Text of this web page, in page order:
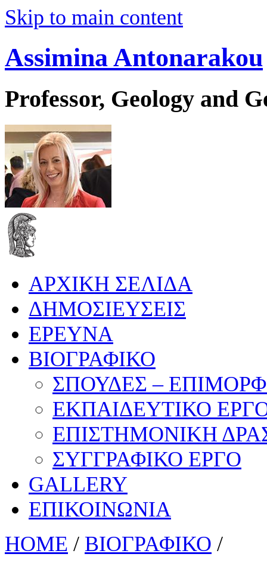
Skip to main content
Assimina Antonarakou
Professor, Geology and
ΑΡΧΙΚΗ ΣΕΛΙΔΑ
ΔΗΜΟΣΙΕΥΣΕΙΣ
ΕΡΕΥΝΑ
ΒΙΟΓΡΑΦΙΚΟ
ΣΠΟΥΔΕΣ –
ΕΚΠΑΙΔΕΥΤΙΚΟ
ΕΠΙΣΤΗΜΟΝΙΚΗ
ΣΥΓΓΡΑΦΙΚΟ ΕΡΓΟ
GALLERY
ΕΠΙΚΟΙΝΩΝΙΑ
HOME / ΒΙΟΓΡΑΦΙΚΟ /